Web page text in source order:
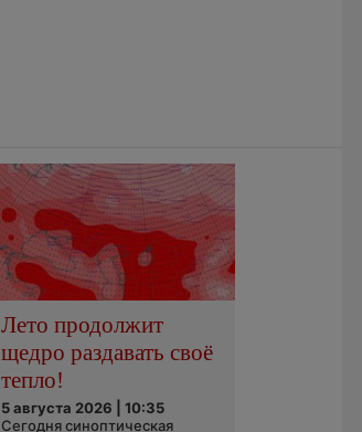
Лето продолжит
щедро раздавать своё
тепло!
5 августа 2026 | 10:35
Сегодня синоптическая